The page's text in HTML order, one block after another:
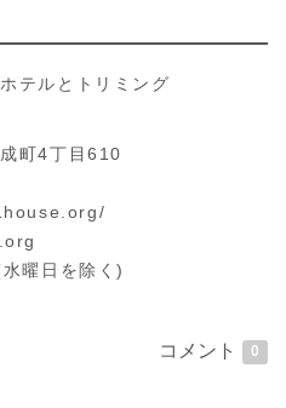
テルとトリミング
町4丁目610
曜日を除く)
コメント 0